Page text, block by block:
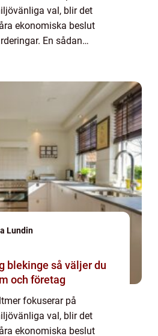
val, blir det
ekonomiska beslut
En sådan
Lundin
så väljer du
och företag
fokuserar på
val, blir det
ekonomiska beslut